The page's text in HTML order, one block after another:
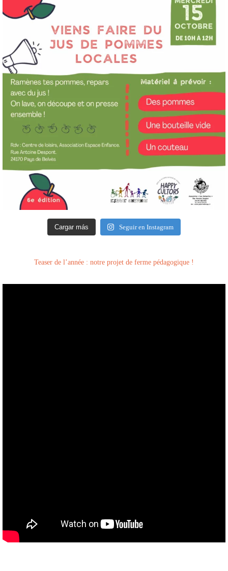
Cargar más Seguir en Instagram
Teaser de l’année : notre projet de ferme pédagogique !